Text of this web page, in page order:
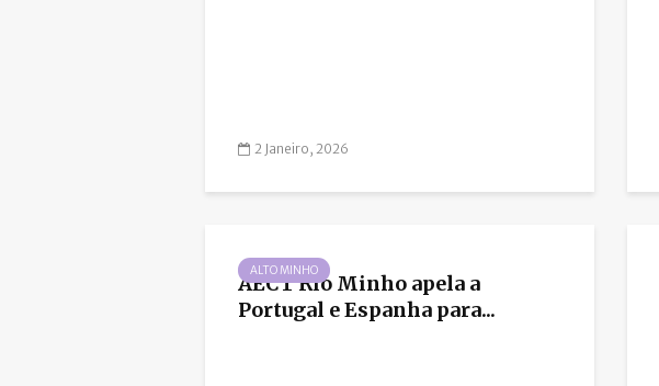
2 Janeiro, 2026
ALTO MINHO
AECT Rio Minho apela a
Portugal e Espanha para...